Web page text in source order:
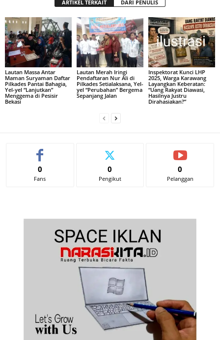
ARTIKEL TERKAIT DARI PENULIS
Lautan Massa Antar
Maman Suryaman Daftar
Pilkades Pantai Bahagia,
Yel-yel “Lanjutkan”
Menggema di Pesisir
Bekasi
Lautan Merah Iringi
Pendaftaran Nur Ali di
Pilkades Setialaksana, Yel-
yel “Perubahan” Bergema
Sepanjang Jalan
Inspektorat Kunci LHP
2025, Warga Karawang
Layangkan Keberatan:
“Uang Rakyat Diawasi,
Hasilnya Justru
Dirahasiakan?”
0
Fans
0
Pengikut
0
Pelanggan